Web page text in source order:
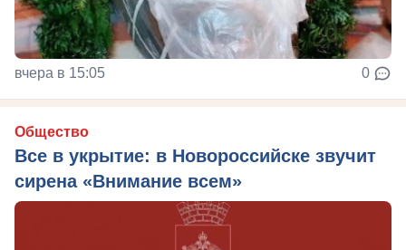
вчера в 15:05 0
Общество
Все в укрытие: в Новороссийске звучит
сирена «Внимание всем»